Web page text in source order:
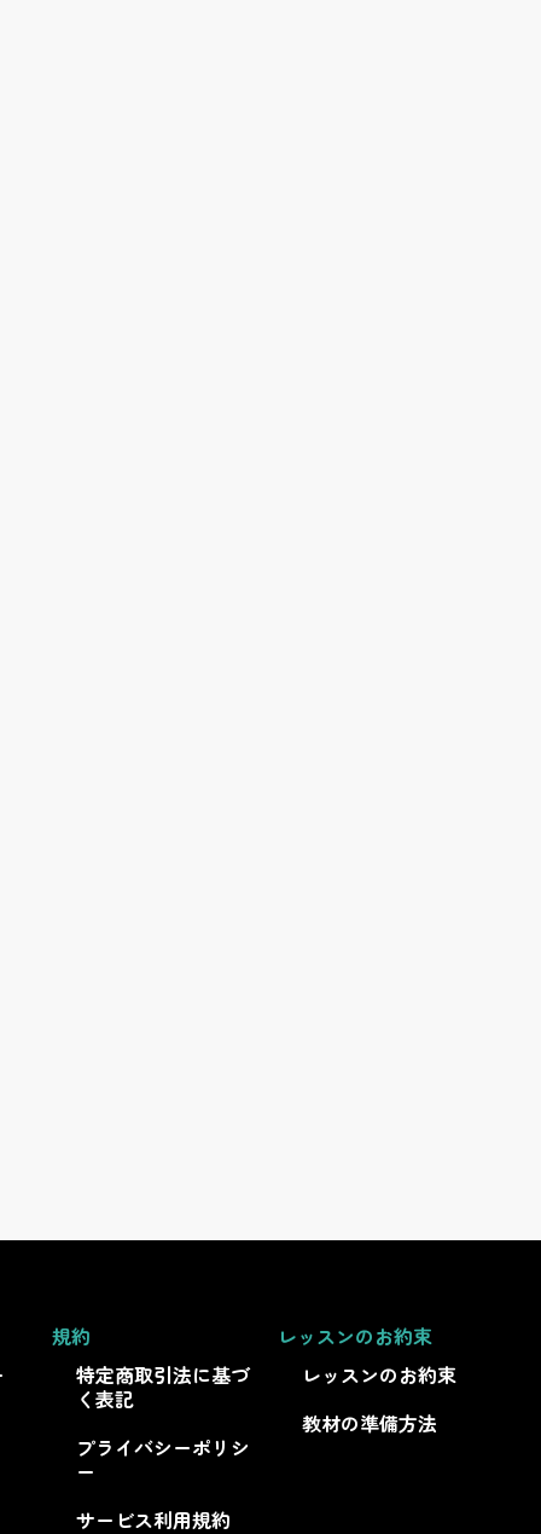
規約
特定商取引法に基づ
く表記
プライバシーポリシ
ー
サービス利用規約
レッスンのお約束
レッスンのお約束
教材の準備方法